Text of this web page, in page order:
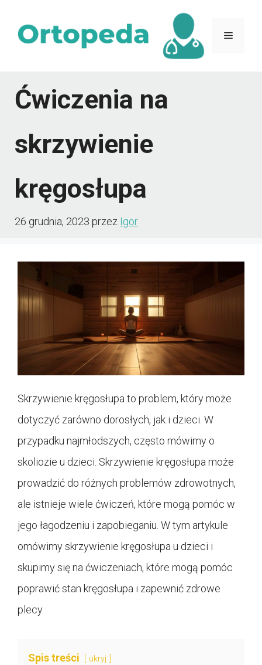
Menu
Ćwiczenia na
skrzywienie
kręgosłupa
26 grudnia, 2023 przez Igor
Skrzywienie kręgosłupa to problem, który może
dotyczyć zarówno dorosłych, jak i dzieci. W
przypadku najmłodszych, często mówimy o
skoliozie u dzieci. Skrzywienie kręgosłupa może
prowadzić do różnych problemów zdrowotnych,
ale istnieje wiele ćwiczeń, które mogą pomóc w
jego łagodzeniu i zapobieganiu. W tym artykule
omówimy skrzywienie kręgosłupa u dzieci i
skupimy się na ćwiczeniach, które mogą pomóc
poprawić stan kręgosłupa i zapewnić zdrowe
plecy.
Spis treści ukryj